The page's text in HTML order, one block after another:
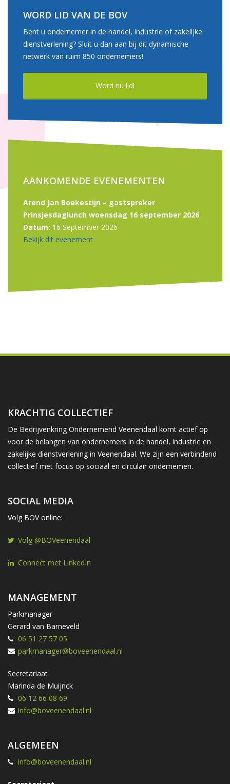
WORD LID VAN DE BOV
Bent u ondernemer in de handel, industrie of zakelijke
dienstverlening? Sluit u dan aan bij dit dynamische
netwerk van ruim 850 ondernemers!
Word nu lid!
AANKOMENDE EVENEMENTEN
Arend Jan Boekestijn – gastspreker
Prinsjesdaglunch woensdag 16 september 2026
Datum: 16 September 2026
Bekijk dit evenement
KRACHTIG COLLECTIEF
De Bedrijvenkring Ondernemend Veenendaal komt actief op
voor de belangen van ondernemers in de handel, industrie en
zakelijke dienstverlening in Veenendaal. We zijn een verbindend
collectief met focus op sociaal en circulair ondernemen.
SOCIAL MEDIA
Volg BOV online:
Volg @BOVeenendaal
Connect met LinkedIn
MANAGEMENT
Parkmanager
Gerard van Barneveld
06 51 27 57 05
parkmanager@boveenendaal.nl
Secretariaat
Marinda de Muijnck
06 12 66 08 69
info@boveenendaal.nl
ALGEMEEN
info@boveenendaal.nl